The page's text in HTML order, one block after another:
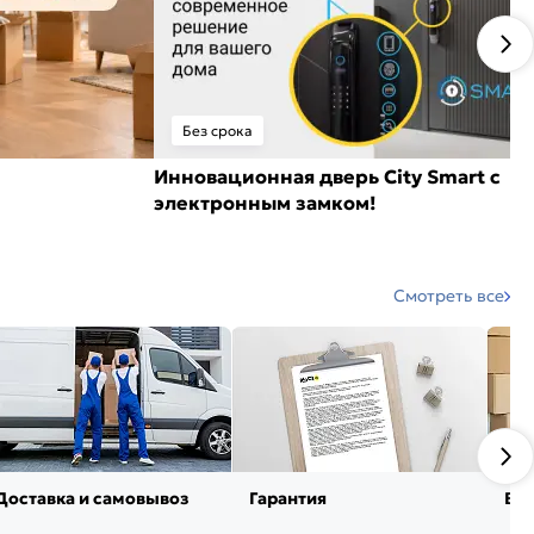
Без срока
Инновационная дверь City Smart с
электронным замком!
Смотреть все
и самовывоз Гарантия